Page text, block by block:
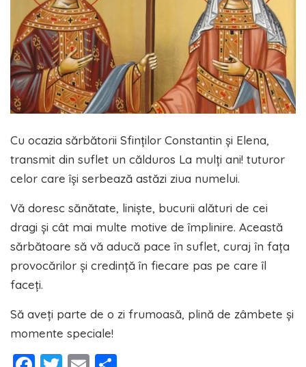
Cu ocazia sărbătorii Sfinților Constantin și Elena,
transmit din suflet un călduros La mulți ani! tuturor
celor care își serbează astăzi ziua numelui.
Vă doresc sănătate, liniște, bucurii alături de cei
dragi și cât mai multe motive de împlinire. Această
sărbătoare să vă aducă pace în suflet, curaj în fața
provocărilor și credință în fiecare pas pe care îl
faceți.
Să aveți parte de o zi frumoasă, plină de zâmbete și
momente speciale!